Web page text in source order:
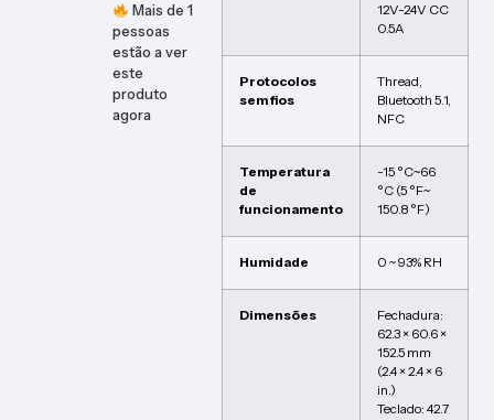
Mais de1
pessoas
estão a ver
este
produto
agora
12V-24V CC
0.5A
Protocolos
sem fios
Thread,
Bluetooth 5.1,
NFC
Temperatura
de
funcionamento
-15 °C~66
°C (5 °F~
150.8 °F)
Humidade 0 ~ 93% RH
Dimensões
Fechadura:
62.3 × 60.6 ×
152.5 mm
(2.4 × 2.4 × 6
in.)
Teclado: 42.7